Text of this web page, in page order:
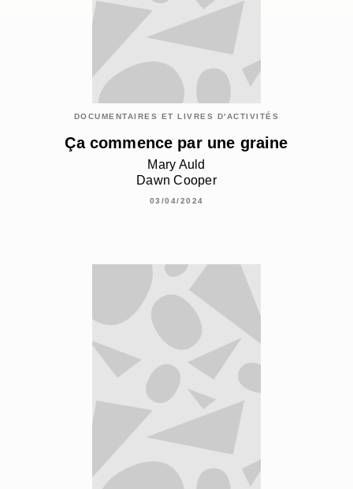
DOCUMENTAIRES ET LIVRES D'ACTIVITÉS
Ça commence par une graine
Mary Auld
Dawn Cooper
03/04/2024